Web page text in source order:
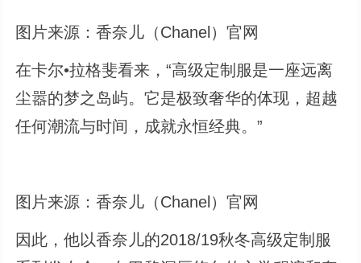
图片来源：香奈儿（Chanel）官网
在卡尔•拉格斐看来，“高级定制服是一座远离
尘嚣的梦之岛屿。它是极致奢华的体现，超越
任何潮流与时间，成就永恒经典。”
图片来源：香奈儿（Chanel）官网
因此，他以香奈儿的2018/19秋冬高级定制服